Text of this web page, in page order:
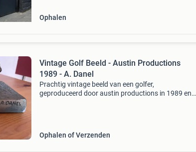
Ophalen
Vintage Golf Beeld - Austin Productions
1989 - A. Danel
Prachtig vintage beeld van een golfer,
geproduceerd door austin productions in 1989 en
Ophalen of Verzenden